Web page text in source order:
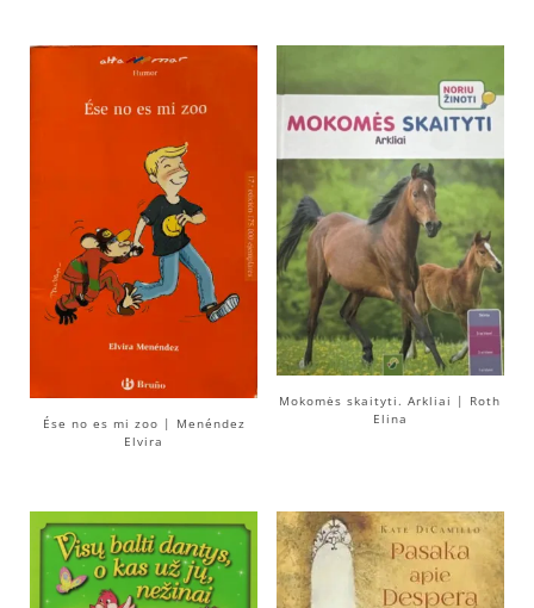
Ése no es mi zoo | Menéndez
Elvira
Mokomės skaityti. Arkliai | Roth
Elina